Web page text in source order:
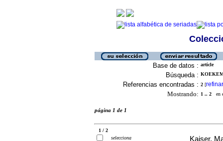
Base de datos : article
Búsqueda :
Referencias encontradas : 2 [refinar
Mostrando: 1 .. 2 en
página 1 de 1
1 / 2
selecciona
Kaiser,